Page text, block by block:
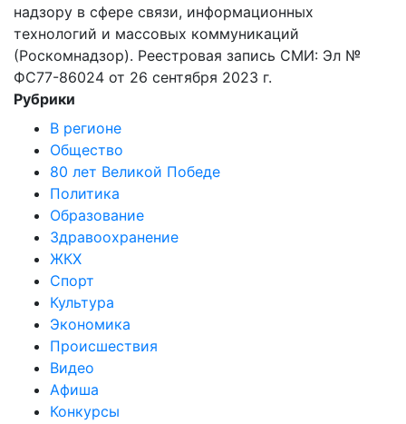
надзору в сфере связи, информационных
технологий и массовых коммуникаций
(Роскомнадзор). Реестровая запись СМИ: Эл №
ФС77-86024 от 26 сентября 2023 г.
Рубрики
В регионе
Общество
80 лет Великой Победе
Политика
Образование
Здравоохранение
ЖКХ
Спорт
Культура
Экономика
Происшествия
Видео
Афиша
Конкурсы